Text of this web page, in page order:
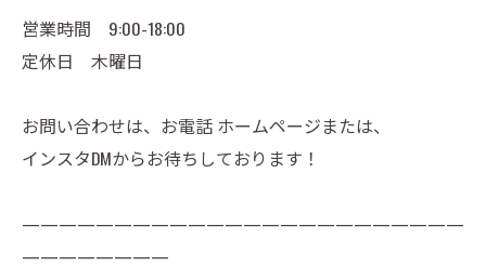
営業時間 9:00-18:00
定休日 木曜日
お問い合わせは、お電話 ホームページまたは、
インスタDMからお待ちしております！
————————————————————————
————————